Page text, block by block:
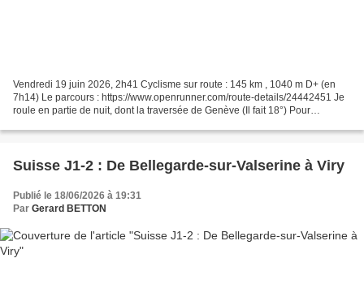
Vendredi 19 juin 2026, 2h41 Cyclisme sur route : 145 km , 1040 m D+ (en
7h14) Le parcours : https://www.openrunner.com/route-details/24442451 Je
roule en partie de nuit, dont la traversée de Genève (Il fait 18°) Pour
Suisse J1-2 : De Bellegarde-sur-Valserine à Viry
Publié le 18/06/2026 à 19:31
Par Gerard BETTON